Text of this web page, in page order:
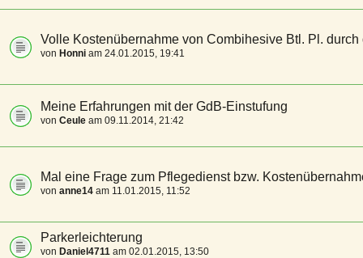
Volle Kostenübernahme von Combihesive Btl. Pl. durch
von Honni am 24.01.2015, 19:41
Meine Erfahrungen mit der GdB-Einstufung
von Ceule am 09.11.2014, 21:42
Mal eine Frage zum Pflegedienst bzw.
von anne14 am 11.01.2015, 11:52
Parkerleichterung
von Daniel4711 am 02.01.2015, 13:50